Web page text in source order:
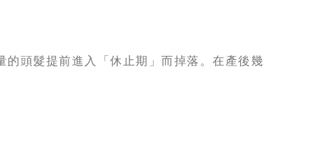
頭髮提前進入「休止期」而掉落。在產後幾